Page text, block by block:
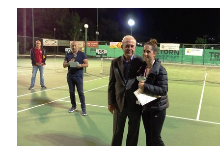
2012
2010
2006
ΤΟΠΟΣ
ΠΟΛΙΤΙΣΜΟΣ